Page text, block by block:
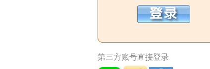
第三方账号直接登录